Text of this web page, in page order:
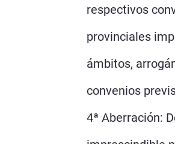
respectivos
provinciales
ámbitos,
convenios
4ª Aberración: